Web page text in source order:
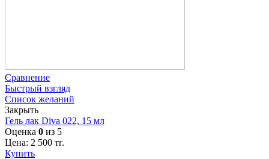
Сравнение
Быстрый взгляд
Список желаний
Закрыть
Гель лак Diva 022, 15 мл
Оценка 0 из 5
Цена: 2 500 тг.
Купить